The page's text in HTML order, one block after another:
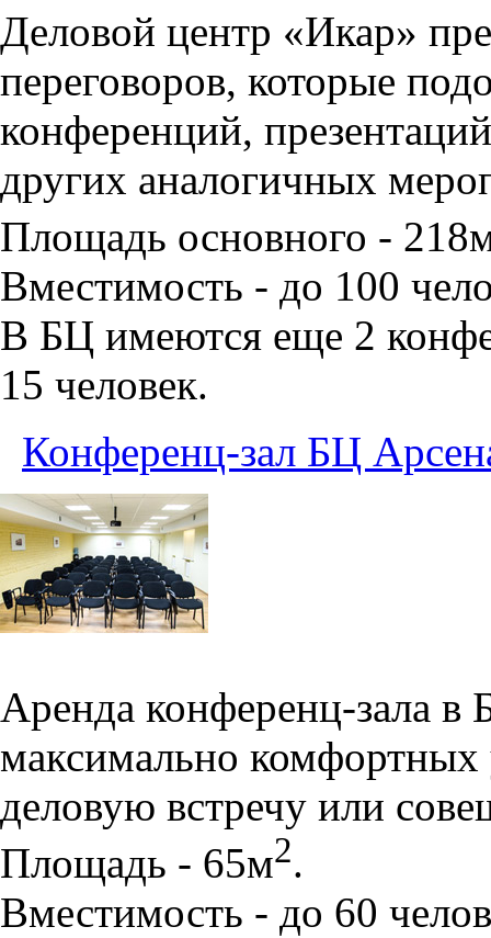
Деловой центр «Икар»
переговоров, которые
конференций,
других аналогичных
Площадь основного -
Вместимость - до 100
В БЦ имеются еще 2
15 человек.
Конференц-зал БЦ
Аренда конференц-зала в
максимально комфортных
деловую встречу или
Площадь - 65м2.
Вместимость - до 60